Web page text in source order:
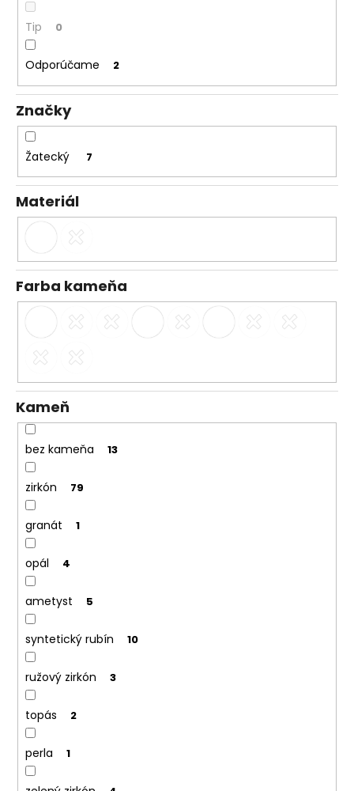
Tip 0
Odporúčame 2
Značky
Žatecký 7
Materiál
Farba kameňa
Kameň
bez kameňa 13
zirkón 79
granát 1
opál 4
ametyst 5
syntetický rubín 10
ružový zirkón 3
topás 2
perla 1
ú
a
m
e